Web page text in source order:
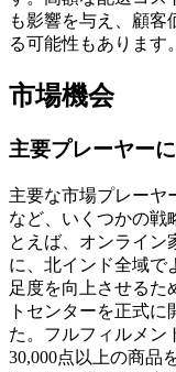
も影響を与え、顧客
る可能性もあります。
市場機会
主要プレーヤー
主要な市場プレーヤ
など、いくつかの戦
とえば、オンライン
に、北インド全域で
足度を向上させるた
トセンターを正式
た。フルフィルメン
30,000点以上の商品